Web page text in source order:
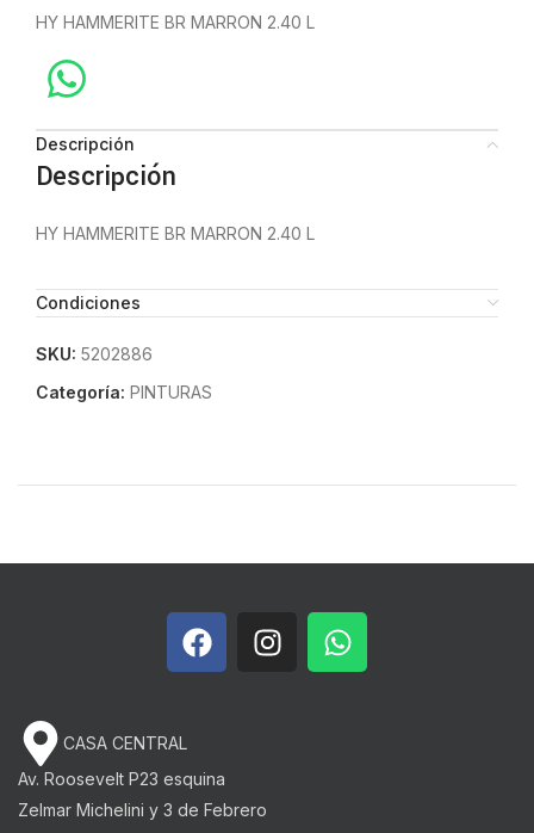
HY HAMMERITE BR MARRON 2.40 L
Descripción
Descripción
HY HAMMERITE BR MARRON 2.40 L
Condiciones
SKU: 5202886
Categoría: PINTURAS
CASA CENTRAL
Av. Roosevelt P23 esquina
Zelmar Michelini y 3 de Febrero​